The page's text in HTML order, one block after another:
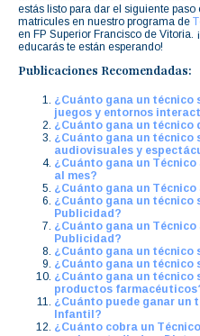
estás listo para dar el siguiente
matricules en nuestro programa de
en FP Superior Francisco de Vitoria.
educarás te están esperando!
Publicaciones Recomendadas:
¿Cuánto gana un técnico
juegos y entornos
¿Cuánto gana un técnico
¿Cuánto gana un técnico
audiovisuales y
¿Cuánto gana un
al mes?
¿Cuánto gana un Técnico
¿Cuánto gana un técnico
Publicidad?
¿Cuánto gana un
Publicidad?
¿Cuánto gana un técnico
¿Cuánto gana un técnico
¿Cuánto gana un técnico
productos
¿Cuánto puede ganar un
Infantil?
¿Cuánto cobra un